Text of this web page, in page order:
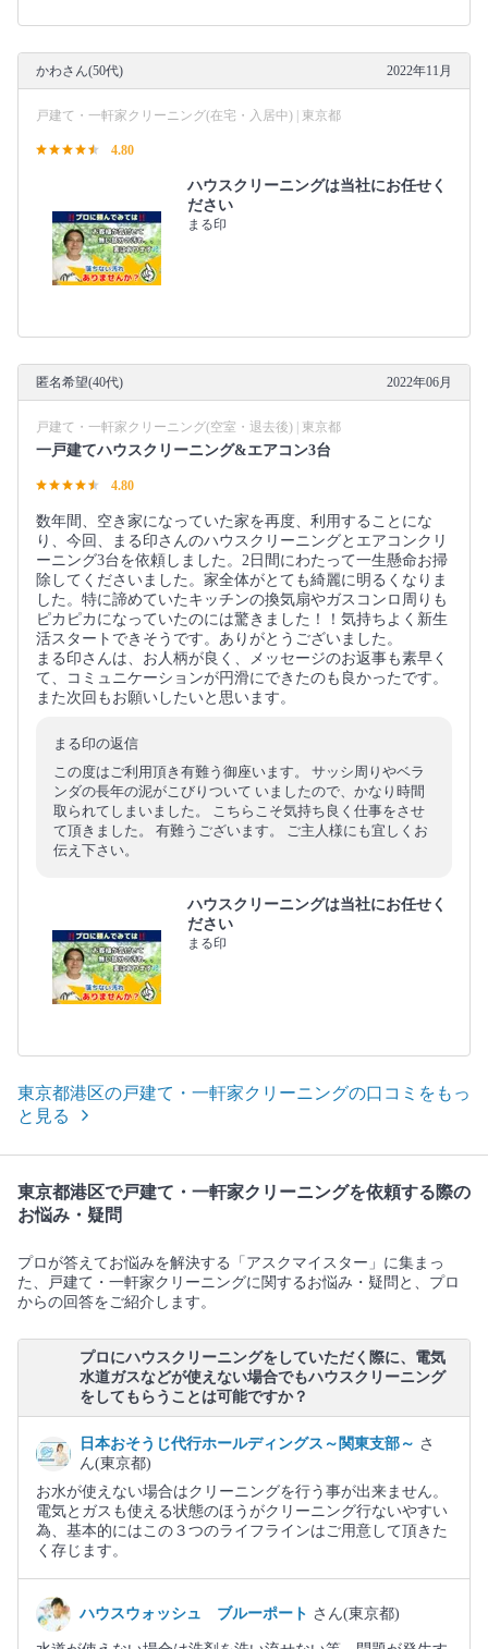
かわさん(50代) 2022年11月
戸建て・一軒家クリーニング(在宅・入居中) | 東京都
4.80
ハウスクリーニングは当社にお任せく
ださい
まる印
匿名希望(40代) 2022年06月
戸建て・一軒家クリーニング(空室・退去後) | 東京都
一戸建てハウスクリーニング&エアコン3台
4.80
数年間、空き家になっていた家を再度、利用することにな
り、今回、まる印さんのハウスクリーニングとエアコンクリ
ーニング3台を依頼しました。2日間にわたって一生懸命お掃
除してくださいました。家全体がとても綺麗に明るくなりま
した。特に諦めていたキッチンの換気扇やガスコンロ周りも
ピカピカになっていたのには驚きました！！気持ちよく新生
活スタートできそうです。ありがとうございました。
まる印さんは、お人柄が良く、メッセージのお返事も素早く
て、コミュニケーションが円滑にできたのも良かったです。
また次回もお願いしたいと思います。
まる印の返信
この度はご利用頂き有難う御座います。 サッシ周りやベラ
ンダの長年の泥がこびりついて いましたので、かなり時間
取られてしまいました。 こちらこそ気持ち良く仕事をさせ
て頂きました。 有難うございます。 ご主人様にも宜しくお
伝え下さい。
ハウスクリーニングは当社にお任せく
ださい
まる印
東京都港区の戸建て・一軒家クリーニングの口コミをもっ
と見る
東京都港区で戸建て・一軒家クリーニングを依頼する際の
お悩み・疑問
プロが答えてお悩みを解決する「アスクマイスター」に集まっ
た、戸建て・一軒家クリーニングに関するお悩み・疑問と、プロ
からの回答をご紹介します。
プロにハウスクリーニングをしていただく際に、電気
水道ガスなどが使えない場合でもハウスクリーニング
をしてもらうことは可能ですか？
日本おそうじ代行ホールディングス～関東支部～ さ
ん(東京都)
お水が使えない場合はクリーニングを行う事が出来ません。
電気とガスも使える状態のほうがクリーニング行ないやすい
為、基本的にはこの３つのライフラインはご用意して頂きた
く存じます。
ハウスウォッシュ ブルーポート さん(東京都)